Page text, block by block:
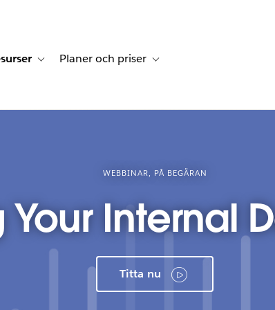
navigation for Lösningar
Toggle sub-navigation for Resurser
Planer och priser Toggle sub-navigation for
WEBBINAR, PÅ BEGÄRAN
Internal
Titta nu